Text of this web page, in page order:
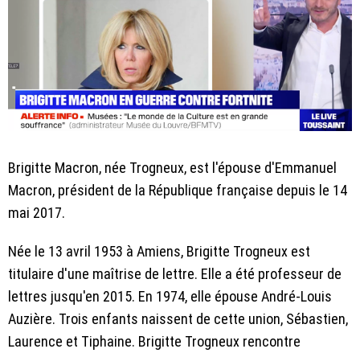
Brigitte Macron, née Trogneux, est l'épouse d'Emmanuel
Macron, président de la République française depuis le 14
mai 2017.
Née le 13 avril 1953 à Amiens, Brigitte Trogneux est
titulaire d'une maîtrise de lettre. Elle a été professeur de
lettres jusqu'en 2015. En 1974, elle épouse André-Louis
Auzière. Trois enfants naissent de cette union, Sébastien,
Laurence et Tiphaine. Brigitte Trogneux rencontre